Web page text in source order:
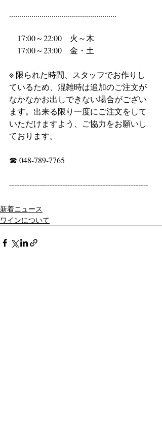
.....................................................
17:00～22:00　火～木
17:00～23:00　金・土
※ 限られた時間、スタッフでお作りし
ているため、混雑時は追加のご注文が
なかなかお出しできない場合がござい
ます。出来る限り一度にご注文をして
いただけますよう、ご協力をお願いし
ております。
☎ 048-789-7765
-------------------------------------------------------
新着ニュース
ワインについて